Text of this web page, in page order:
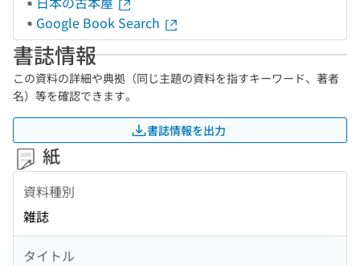
Google Book Search
書誌情報
この資料の詳細や典拠（同じ主題の資料を指すキーワード、著者
名）等を確認できます。
書誌情報を出力
紙
資料種別
雑誌
タイトル